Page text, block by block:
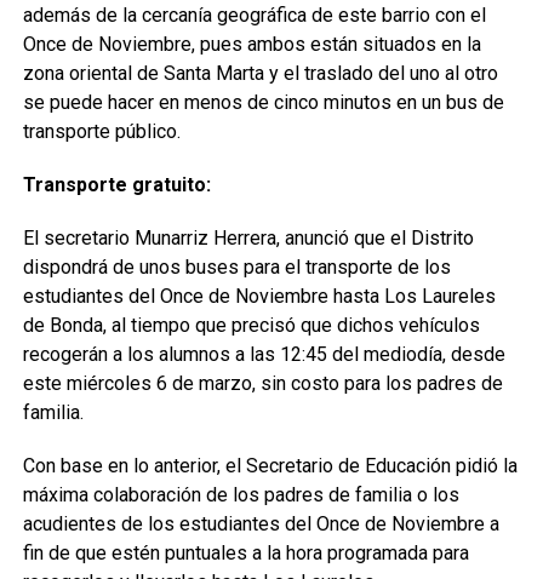
además de la cercanía geográfica de este barrio con el
Once de Noviembre, pues ambos están situados en la
zona oriental de Santa Marta y el traslado del uno al otro
se puede hacer en menos de cinco minutos en un bus de
transporte público.
Transporte gratuito:
El secretario Munarriz Herrera, anunció que el Distrito
dispondrá de unos buses para el transporte de los
estudiantes del Once de Noviembre hasta Los Laureles
de Bonda, al tiempo que precisó que dichos vehículos
recogerán a los alumnos a las 12:45 del mediodía, desde
este miércoles 6 de marzo, sin costo para los padres de
familia.
Con base en lo anterior, el Secretario de Educación pidió la
máxima colaboración de los padres de familia o los
acudientes de los estudiantes del Once de Noviembre a
fin de que estén puntuales a la hora programada para